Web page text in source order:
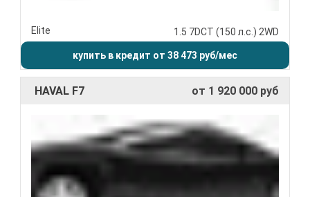
Elite 1.5 7DCT (150 л.с.) 2WD
купить в кредит от 38 473 руб/мес
HAVAL F7 от 1 920 000 руб